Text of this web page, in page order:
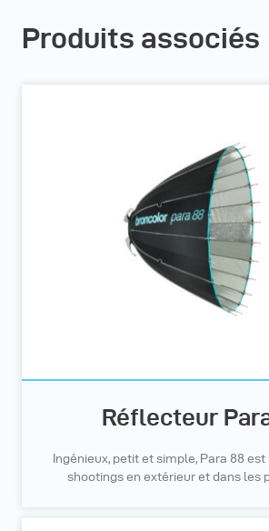
Produits associés
Réflecteur
Ingénieux, petit et simple, Para 88
shootings en extérieur et dans les